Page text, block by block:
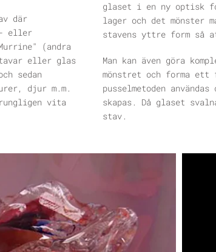
där
eller
(andra
eller glas
sedan
djur m.m.
vita
glaset i en ny optisk
lager och det mönster
stavens yttre form så
Man kan även göra
mönstret och forma
pusselmetoden
skapas. Då glaset
stav.